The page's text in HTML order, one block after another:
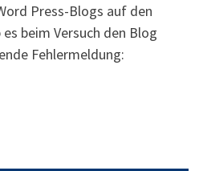
Press-Blogs auf den
beim Versuch den Blog
Fehlermeldung: